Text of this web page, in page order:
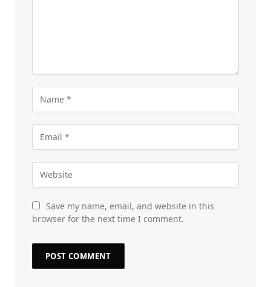
Save my name, email, and website in this
browser for the next time I comment.